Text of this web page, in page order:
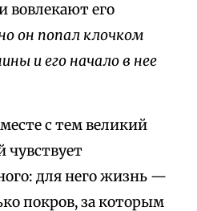
вовлекают его
он попал клочком
и его начало в нее
с тем великий
чувствует
для него жизнь —
покров, за которым